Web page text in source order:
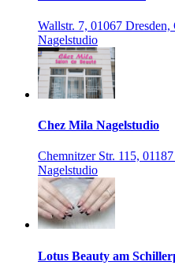
Wallstr. 7, 01067 Dresden,
Nagelstudio
Chez Mila Nagelstudio
Chemnitzer Str. 115,
Nagelstudio
Lotus Beauty am